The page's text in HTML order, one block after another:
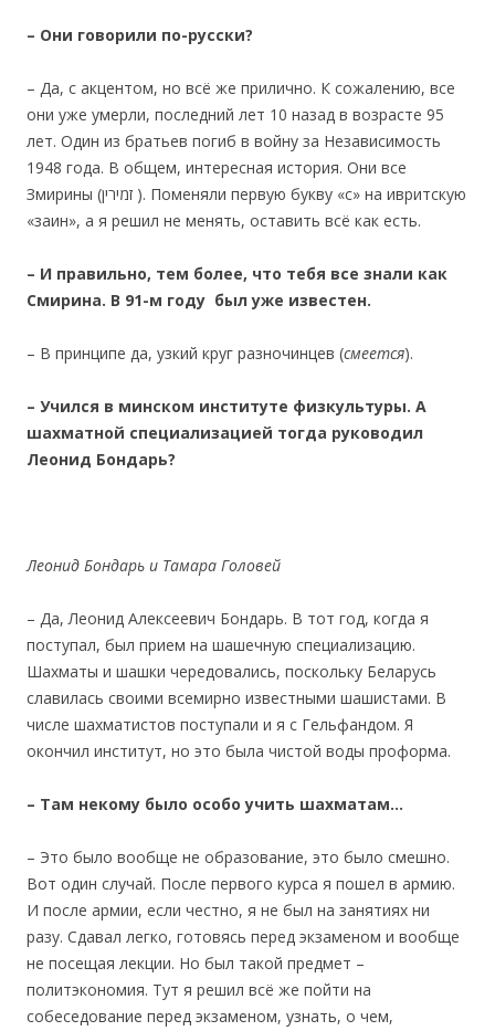
– Они говорили по-русски?
– Да, с акцентом, но всё же прилично. К сожалению, все
они уже умерли, последний лет 10 назад в возрасте 95
лет. Один из братьев погиб в войну за Независимость
1948 года. В общем, интересная история. Они все
Змирины (זמירין ). Поменяли первую букву «с» на ивритскую
«заин», а я решил не менять, оставить всё как есть.
– И правильно, тем более, что тебя все знали как
Смирина. В 91-м году был уже известен.
– В принципе да, узкий круг разночинцев (смеется).
– Учился в минском институте физкультуры. А
шахматной специализацией тогда руководил
Леонид Бондарь?
Леонид Бондарь и Тамара Головей
– Да, Леонид Алексеевич Бондарь. В тот год, когда я
поступал, был прием на шашечную специализацию.
Шахматы и шашки чередовались, поскольку Беларусь
славилась своими всемирно известными шашистами. В
числе шахматистов поступали и я с Гельфандом. Я
окончил институт, но это была чистой воды проформа.
– Там некому было особо учить шахматам…
– Это было вообще не образование, это было смешно.
Вот один случай. После первого курса я пошел в армию.
И после армии, если честно, я не был на занятиях ни
разу. Сдавал легко, готовясь перед экзаменом и вообще
не посещая лекции. Но был такой предмет –
политэкономия. Тут я решил всё же пойти на
собеседование перед экзаменом, узнать, о чем,